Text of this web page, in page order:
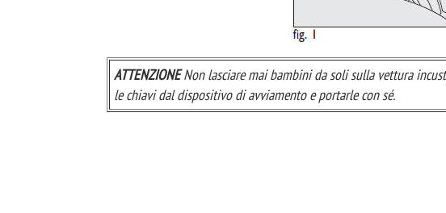
ATTENZIONENon lasciare mai bambini da soli sulla vettura
le chiavi dal dispositivo di avviamento e portarle con sé.